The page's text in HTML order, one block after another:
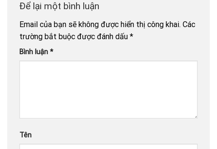
Để lại một bình luận
Email của bạn sẽ không được hiển thị công khai. Các
trường bắt buộc được đánh dấu *
Bình luận *
Tên